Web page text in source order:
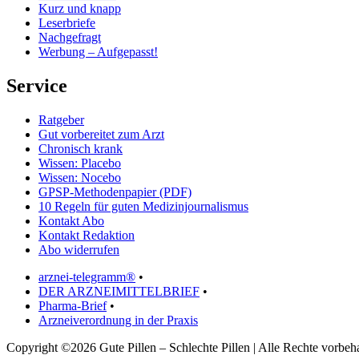
Kurz und knapp
Leserbriefe
Nachgefragt
Werbung – Aufgepasst!
Service
Ratgeber
Gut vorbereitet zum Arzt
Chronisch krank
Wissen: Placebo
Wissen: Nocebo
GPSP-Methodenpapier (PDF)
10 Regeln für guten Medizinjournalismus
Kontakt Abo
Kontakt Redaktion
Abo widerrufen
arznei-telegramm® •
DER ARZNEIMITTELBRIEF •
Pharma-Brief•
Arzneiverordnung in der Praxis
Copyright ©2026 Gute Pillen – Schlechte Pillen | Alle Rechte